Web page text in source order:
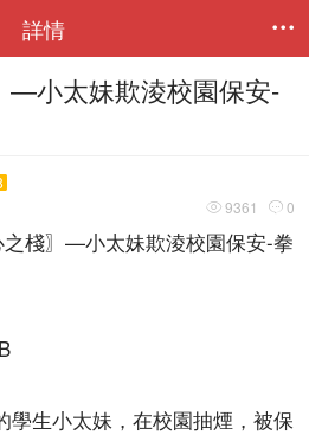
詳情 
—小太妹欺淩校園保安-
 9361  0
棧〗—小太妹欺淩校園保安-拳
學生小太妹，在校園抽煙，被保